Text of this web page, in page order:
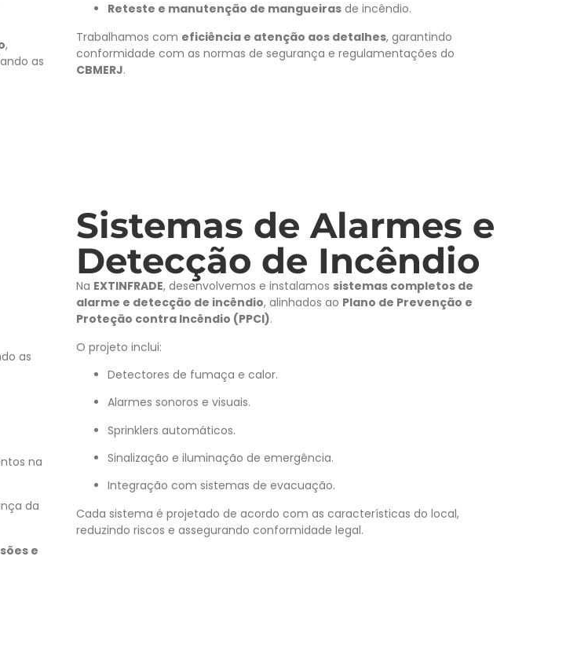
,
as
Reteste e manutenção de mangueiras de incêndio.
Trabalhamos com eficiência e atenção aos detalhes, garantindo
conformidade com as normas de segurança e regulamentações do
CBMERJ.
as
na
da
e
Sistemas de Alarmes e
Detecção de Incêndio
Na EXTINFRADE, desenvolvemos e instalamos sistemas completos de
alarme e detecção de incêndio, alinhados ao Plano de Prevenção e
Proteção contra Incêndio (PPCI).
O projeto inclui:
Detectores de fumaça e calor.
Alarmes sonoros e visuais.
Sprinklers automáticos.
Sinalização e iluminação de emergência.
Integração com sistemas de evacuação.
Cada sistema é projetado de acordo com as características do local,
reduzindo riscos e assegurando conformidade legal.